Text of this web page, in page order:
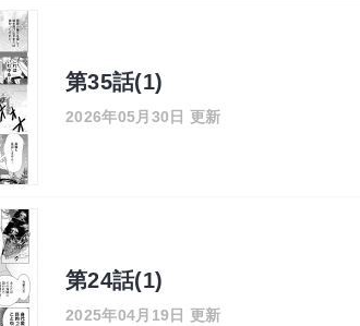
第35話(1)
2026年05月30日 更新
第24話(1)
2025年04月19日 更新